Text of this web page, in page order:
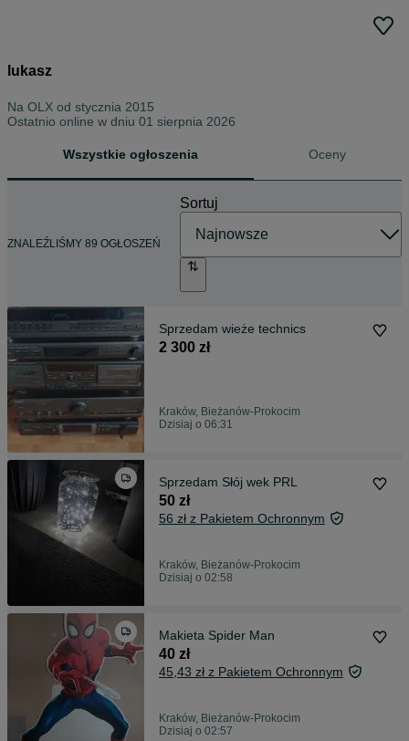
lukasz
Na OLX od stycznia 2015
Ostatnio online w dniu 01 sierpnia 2026
Wszystkie ogłoszenia Oceny
ZNALEŹLIŚMY 89 OGŁOSZEŃ
Sortuj
Sprzedam wieże technics
2 300 zł
Kraków, Bieżanów-Prokocim
Dzisiaj o 06:31
Sprzedam Słój wek PRL
50 zł
56 zł z Pakietem Ochronnym
Kraków, Bieżanów-Prokocim
Dzisiaj o 02:58
Makieta Spider Man
40 zł
45,43 zł z Pakietem Ochronnym
Kraków, Bieżanów-Prokocim
Dzisiaj o 02:57